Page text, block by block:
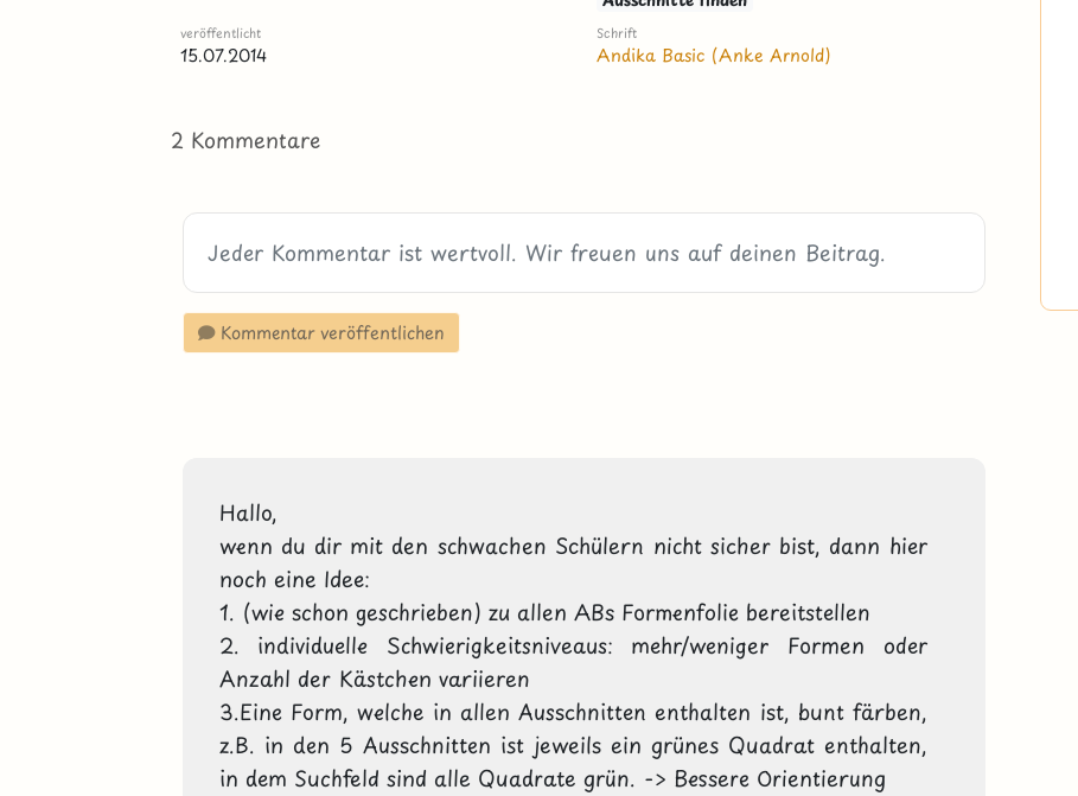
veröffentlicht
15.07.2014
Schrift
Andika Basic (Anke Arnold)
2 Kommentare
Kommentar veröffentlichen
Hallo,
wenn du dir mit den schwachen Schülern nicht sicher bist, dann hier
noch eine Idee:
1. (wie schon geschrieben) zu allen ABs Formenfolie bereitstellen
2. individuelle Schwierigkeitsniveaus: mehr/weniger Formen oder
Anzahl der Kästchen variieren
3.Eine Form, welche in allen Ausschnitten enthalten ist, bunt färben,
z.B. in den 5 Ausschnitten ist jeweils ein grünes Quadrat enthalten,
in dem Suchfeld sind alle Quadrate grün. -> Bessere Orientierung